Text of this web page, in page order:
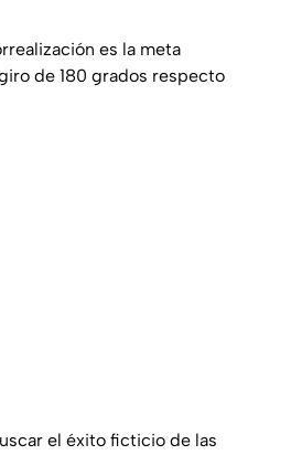
es la meta
de 180 grados respecto
el éxito ficticio de las